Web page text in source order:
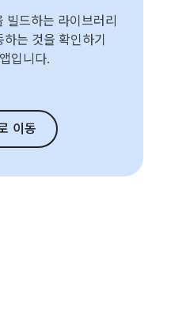
드하는 라이브러리
는 것을 확인하기
입니다.
이동